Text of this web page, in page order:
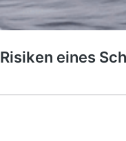
eines